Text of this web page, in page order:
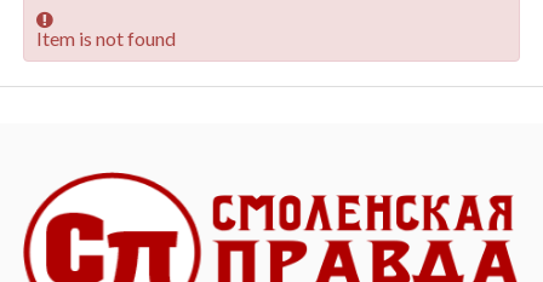
Item is not found